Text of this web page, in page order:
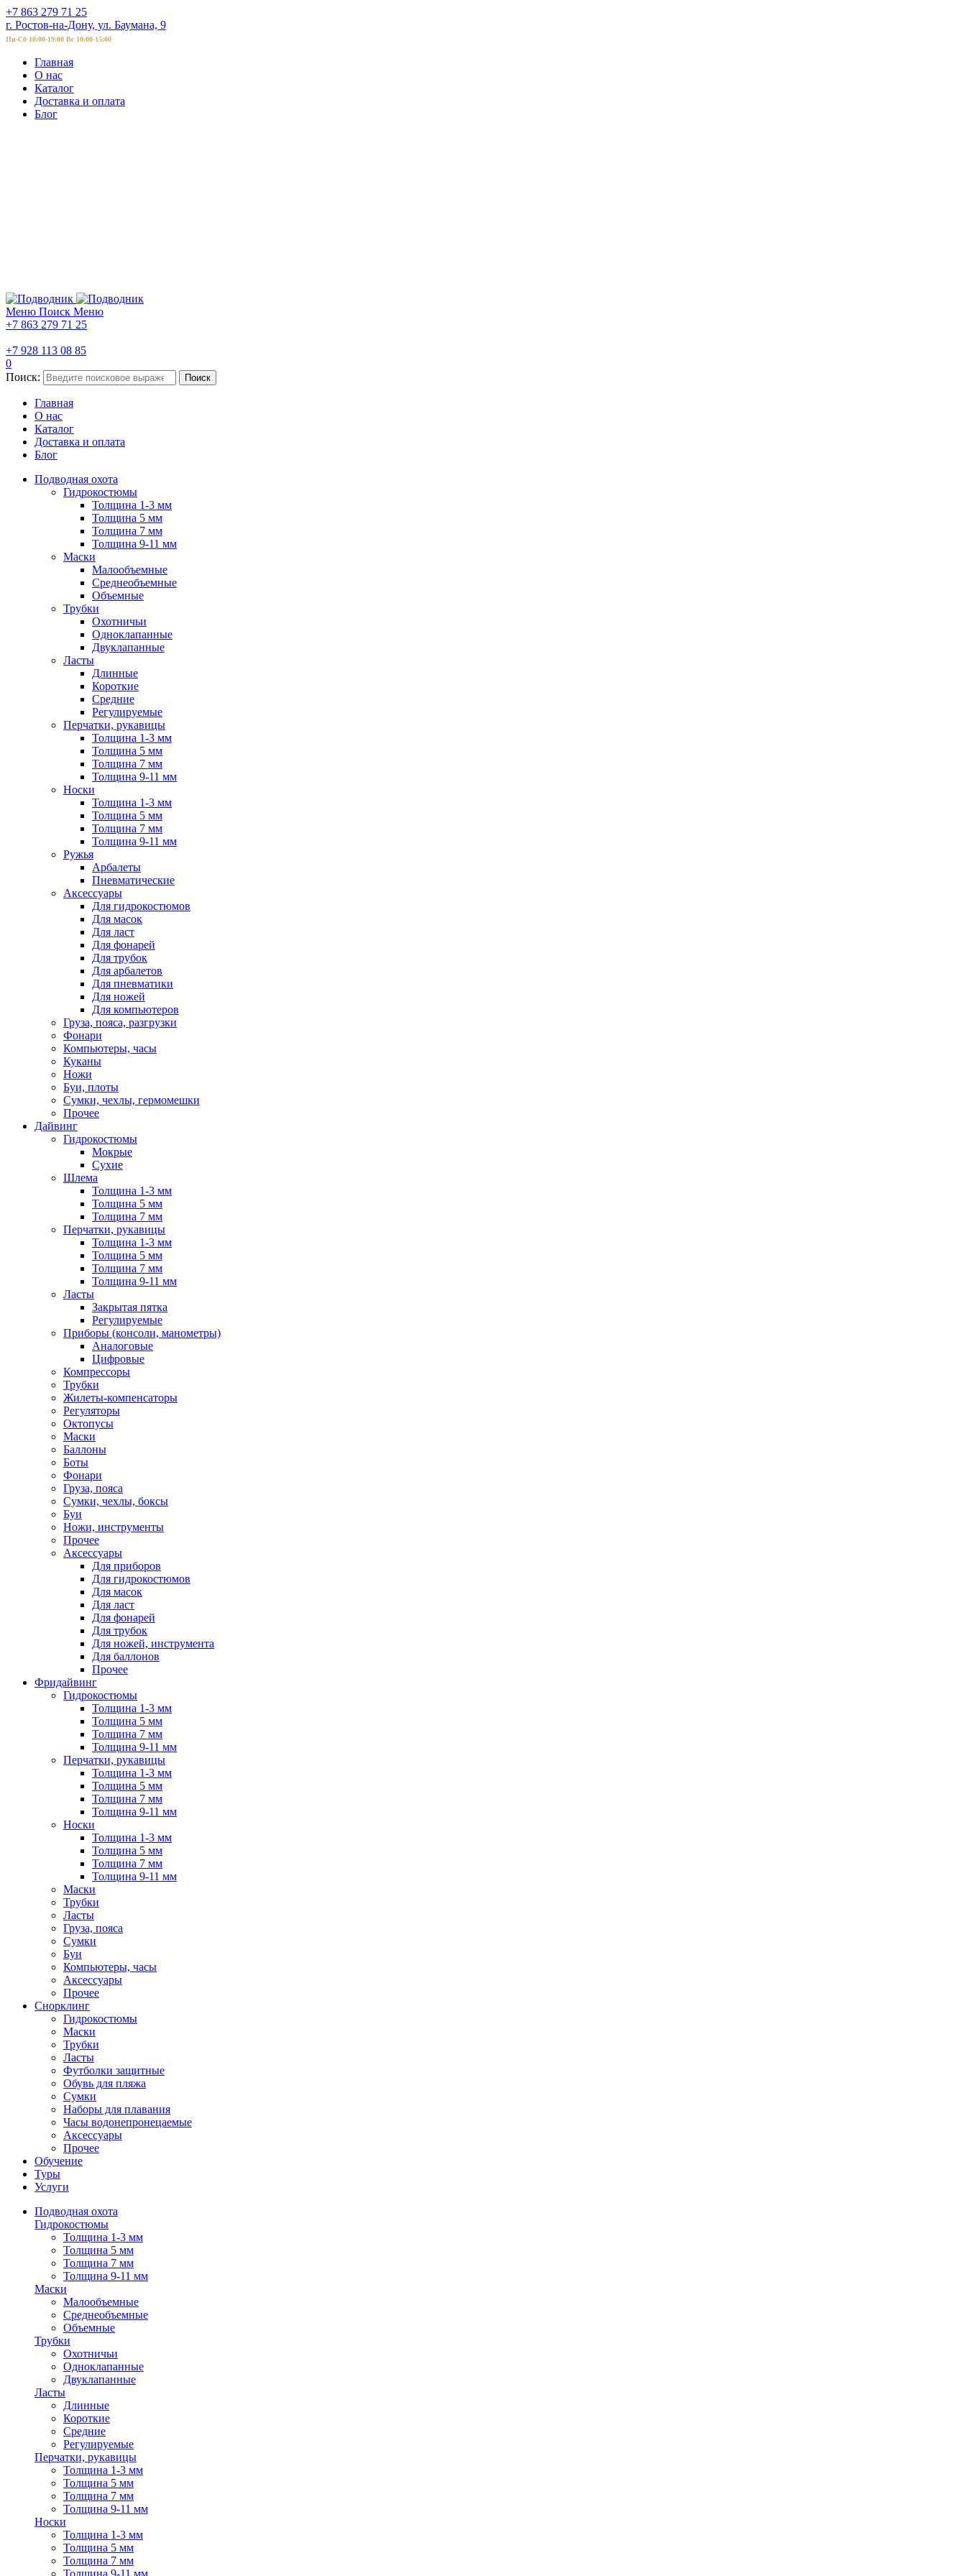
+7 863 279 71 25
г. Ростов-на-Дону, ул. Баумана, 9
Пн-Сб 10:00-19:00 Вс 10:00-15:00
Главная
О нас
Каталог
Доставка и оплата
Блог
Меню Поиск Меню
+7 863 279 71 25
+7 928 113 08 85
0
Поиск:
Поиск
Главная
О нас
Каталог
Доставка и оплата
Блог
Подводная охота
Гидрокостюмы
Толщина 1-3 мм
Толщина 5 мм
Толщина 7 мм
Толщина 9-11 мм
Маски
Малообъемные
Среднеобъемные
Объемные
Трубки
Охотничьи
Одноклапанные
Двуклапанные
Ласты
Длинные
Короткие
Средние
Регулируемые
Перчатки, рукавицы
Толщина 1-3 мм
Толщина 5 мм
Толщина 7 мм
Толщина 9-11 мм
Носки
Толщина 1-3 мм
Толщина 5 мм
Толщина 7 мм
Толщина 9-11 мм
Ружья
Арбалеты
Пневматические
Аксессуары
Для гидрокостюмов
Для масок
Для ласт
Для фонарей
Для трубок
Для арбалетов
Для пневматики
Для ножей
Для компьютеров
Груза, пояса, разгрузки
Фонари
Компьютеры, часы
Куканы
Ножи
Буи, плоты
Сумки, чехлы, гермомешки
Прочее
Дайвинг
Гидрокостюмы
Мокрые
Сухие
Шлема
Толщина 1-3 мм
Толщина 5 мм
Толщина 7 мм
Перчатки, рукавицы
Толщина 1-3 мм
Толщина 5 мм
Толщина 7 мм
Толщина 9-11 мм
Ласты
Закрытая пятка
Регулируемые
Приборы (консоли, манометры)
Аналоговые
Цифровые
Компрессоры
Трубки
Жилеты-компенсаторы
Регуляторы
Октопусы
Маски
Баллоны
Боты
Фонари
Груза, пояса
Сумки, чехлы, боксы
Буи
Ножи, инструменты
Прочее
Аксессуары
Для приборов
Для гидрокостюмов
Для масок
Для ласт
Для фонарей
Для трубок
Для ножей, инструмента
Для баллонов
Прочее
Фридайвинг
Гидрокостюмы
Толщина 1-3 мм
Толщина 5 мм
Толщина 7 мм
Толщина 9-11 мм
Перчатки, рукавицы
Толщина 1-3 мм
Толщина 5 мм
Толщина 7 мм
Толщина 9-11 мм
Носки
Толщина 1-3 мм
Толщина 5 мм
Толщина 7 мм
Толщина 9-11 мм
Маски
Трубки
Ласты
Груза, пояса
Сумки
Буи
Компьютеры, часы
Аксессуары
Прочее
Снорклинг
Гидрокостюмы
Маски
Трубки
Ласты
Футболки защитные
Обувь для пляжа
Сумки
Наборы для плавания
Часы водонепронецаемые
Аксессуары
Прочее
Обучение
Туры
Услуги
Подводная охота
Гидрокостюмы
Толщина 1-3 мм
Толщина 5 мм
Толщина 7 мм
Толщина 9-11 мм
Маски
Малообъемные
Среднеобъемные
Объемные
Трубки
Охотничьи
Одноклапанные
Двуклапанные
Ласты
Длинные
Короткие
Средние
Регулируемые
Перчатки, рукавицы
Толщина 1-3 мм
Толщина 5 мм
Толщина 7 мм
Толщина 9-11 мм
Носки
Толщина 1-3 мм
Толщина 5 мм
Толщина 7 мм
Толщина 9-11 мм